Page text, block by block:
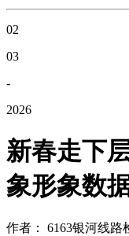
02
03
-
2026
新春走下
象形象数
作者： 6163银河线路